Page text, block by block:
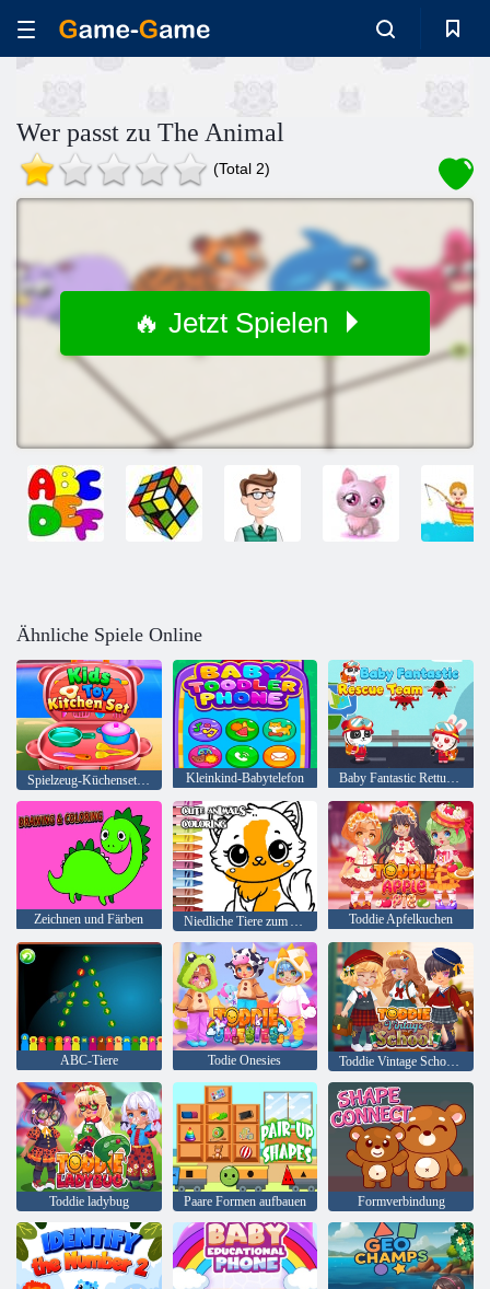
Wer passt zu The Animal
(Total 2)
🔥 Jetzt Spielen
Ähnliche Spiele Online
Spielzeug-Küchenset für Kinder Kleinkind-Babytelefon Baby Fantastic Rettungsteam
Zeichnen und Färben Toddie Apfelkuchen
ABC-Tiere Todie Onesies Toddie Vintage School Day
Toddie ladybug Paare Formen aufbauen Formverbindung